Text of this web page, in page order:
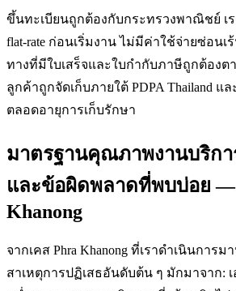
ขึ้นทะเบียนถูกต้องกับกระทรวงพาณิชย์ เร
flat-rate ก่อนเริ่มงาน ไม่มีค่าใช้จ่ายซ่อนเ
ทางที่มีใบเสร็จและใบกำกับภาษีถูกต้อง
ลูกค้าถูกจัดเก็บภายใต้ PDPA Thailand แล
ตลอดอายุการเก็บรักษา
มาตรฐานคุณภาพงานบริกา
และข้อผิดพลาดที่พบบ่อย —
Khanong
จากเคส Phra Khanong ที่เราดำเนินการ
สาเหตุการปฏิเสธอันดับต้น ๆ มักมาจาก: เ